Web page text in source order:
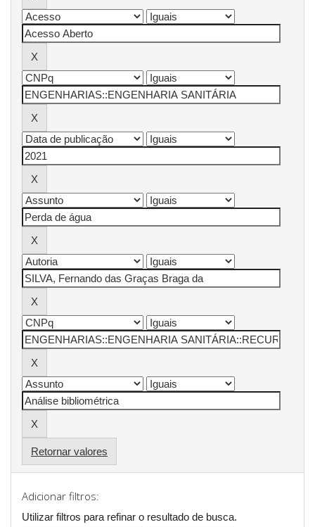
Retornar valores
Adicionar filtros:
Utilizar filtros para refinar o resultado de busca.